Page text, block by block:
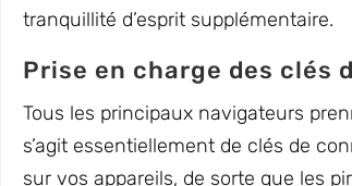
tranquillité d’esprit supplémentaire.
Prise en charge des clés
Tous les principaux navigateurs
s’agit essentiellement de clés de
sur vos appareils, de sorte que les